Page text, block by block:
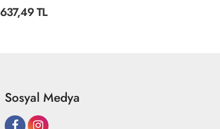
637,49 TL
Sosyal Medya